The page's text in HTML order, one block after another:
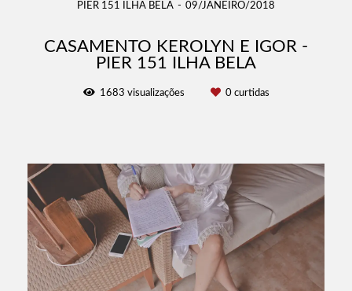
PIER 151 ILHA BELA
09/JANEIRO/2018
CASAMENTO KEROLYN E IGOR -
PIER 151 ILHA BELA
1683 visualizações 0curtidas